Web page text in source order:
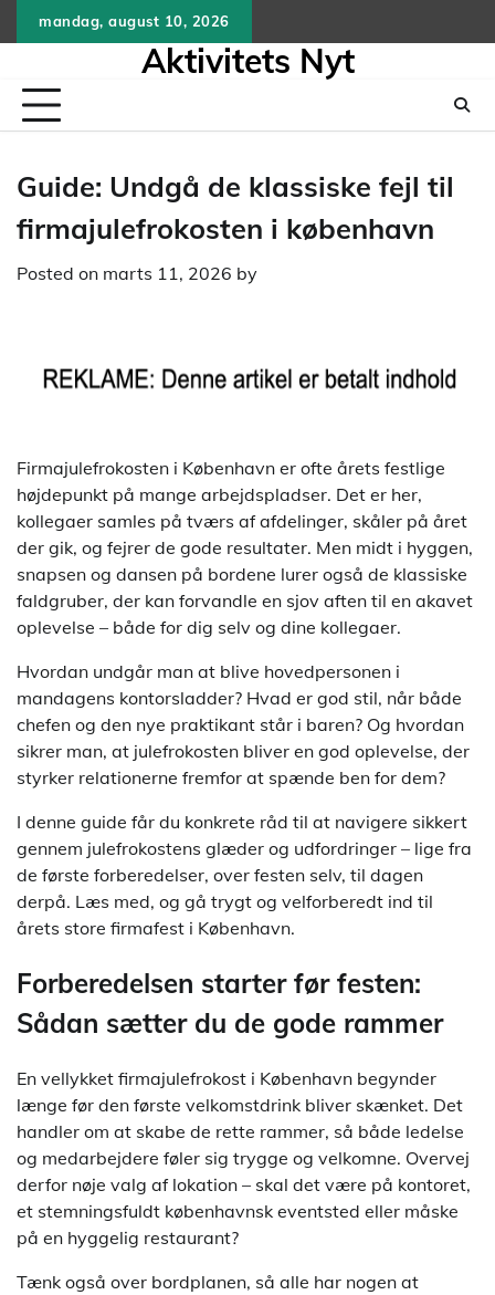
to
mandag, august 10, 2026
Aktivitets Nyt
Guide: Undgå de klassiske fejl til
firmajulefrokosten i københavn
Posted on marts 11, 2026 by
Firmajulefrokosten i København er ofte årets festlige
højdepunkt på mange arbejdspladser. Det er her,
kollegaer samles på tværs af afdelinger, skåler på året
der gik, og fejrer de gode resultater. Men midt i hyggen,
snapsen og dansen på bordene lurer også de klassiske
faldgruber, der kan forvandle en sjov aften til en akavet
oplevelse – både for dig selv og dine kollegaer.
Hvordan undgår man at blive hovedpersonen i
mandagens kontorsladder? Hvad er god stil, når både
chefen og den nye praktikant står i baren? Og hvordan
sikrer man, at julefrokosten bliver en god oplevelse, der
styrker relationerne fremfor at spænde ben for dem?
I denne guide får du konkrete råd til at navigere sikkert
gennem julefrokostens glæder og udfordringer – lige fra
de første forberedelser, over festen selv, til dagen
derpå. Læs med, og gå trygt og velforberedt ind til
årets store firmafest i København.
Forberedelsen starter før festen:
Sådan sætter du de gode rammer
En vellykket firmajulefrokost i København begynder
længe før den første velkomstdrink bliver skænket. Det
handler om at skabe de rette rammer, så både ledelse
og medarbejdere føler sig trygge og velkomne. Overvej
derfor nøje valg af lokation – skal det være på kontoret,
et stemningsfuldt københavnsk eventsted eller måske
på en hyggelig restaurant?
Tænk også over bordplanen, så alle har nogen at